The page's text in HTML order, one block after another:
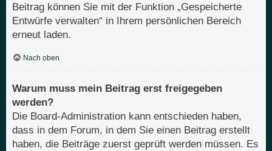
Beitrag können Sie mit der Funktion „Gespeicherte
Entwürfe verwalten“ in Ihrem persönlichen Bereich
erneut laden.
Nach oben
Warum muss mein Beitrag erst freigegeben
werden?
Die Board-Administration kann entschieden haben,
dass in dem Forum, in dem Sie einen Beitrag erstellt
haben, die Beiträge zuerst geprüft werden müssen. Es